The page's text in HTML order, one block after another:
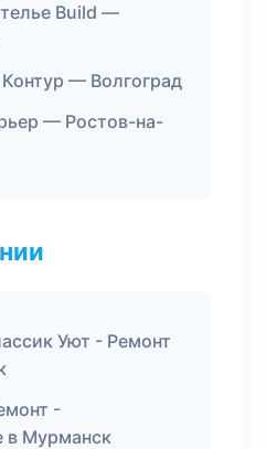
Build —
— Волгоград
— Ростов-на-
Уют - Ремонт
-
в Мурманск